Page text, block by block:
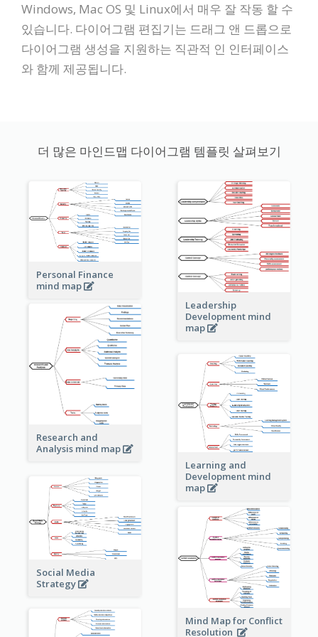
Windows, Mac OS 및 Linux에서 매우 잘 작동 할 수
있습니다. 다이어그램 편집기는 드래그 앤 드롭으로
다이어그램 생성을 지원하는 직관적 인 인터페이스
와 함께 제공됩니다.
더 많은 마인드맵 다이어그램 템플릿 살펴보기
Personal Finance
mind map
Leadership
Development mind
map
Research and
Analysis mind map
Learning and
Development mind
map
Social Media
Strategy
Mind Map for Conflict
Resolution